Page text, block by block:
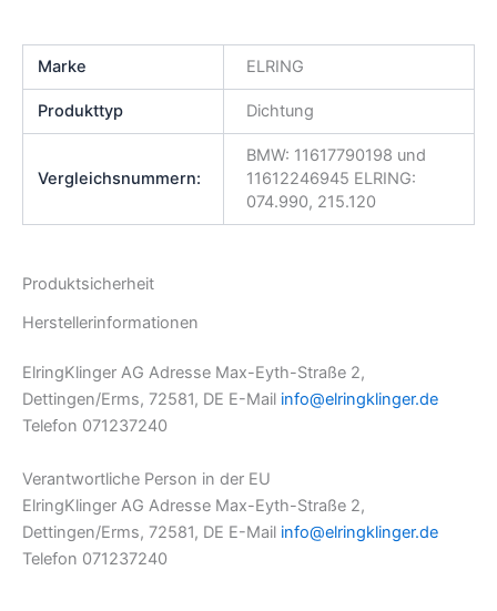
Marke ELRING
Produkttyp Dichtung
Vergleichsnummern:
BMW: 11617790198 und
11612246945 ELRING:
074.990, 215.120
Produktsicherheit
Herstellerinformationen
ElringKlinger AG Adresse Max-Eyth-Straße 2,
Dettingen/Erms, 72581, DE E-Mail info@elringklinger.de
Telefon 071237240
Verantwortliche Person in der EU
ElringKlinger AG Adresse Max-Eyth-Straße 2,
Dettingen/Erms, 72581, DE E-Mail info@elringklinger.de
Telefon 071237240